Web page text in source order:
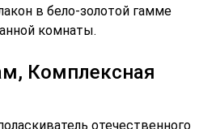
в бело-золотой гамме
комнаты.
Комплексная
отечественного